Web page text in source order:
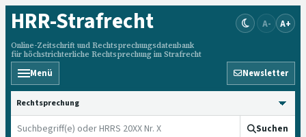
HRR-Strafrecht
Online-Zeitschrift und Rechtsprechungsdatenbank
für höchstrichterliche Rechtsprechung im Strafrecht
A- A+
Menü Newsletter
HRRS durchsuchen
Suchen